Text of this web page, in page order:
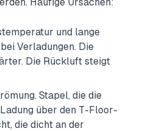
und lange
Verladungen. Die
Die Rückluft steigt
Stapel, die die
über den T-Floor-
die dicht an der